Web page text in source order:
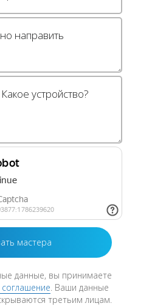
данные, вы принимаете
. Ваши данные
третьим лицам.